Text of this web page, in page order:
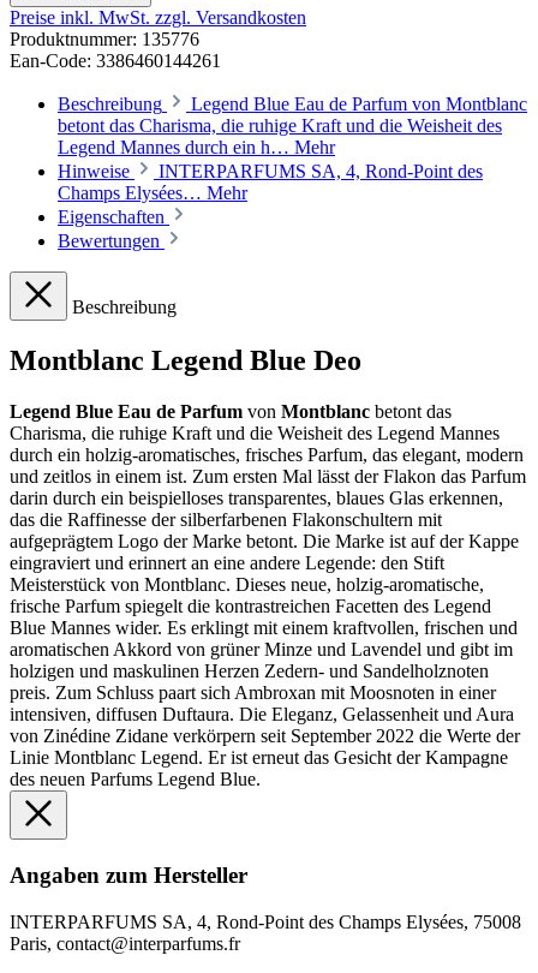
Preise inkl. MwSt. zzgl. Versandkosten
Produktnummer: 135776
Ean-Code: 3386460144261
Beschreibung
Legend Blue Eau de Parfum von Montblanc
betont das Charisma, die ruhige Kraft und die Weisheit des
Legend Mannes durch ein h… Mehr
Hinweise
INTERPARFUMS SA, 4, Rond-Point des
Champs Elysées… Mehr
Eigenschaften
Bewertungen
Beschreibung
Montblanc Legend Blue Deo
Legend Blue Eau de Parfum von Montblanc betont das
Charisma, die ruhige Kraft und die Weisheit des Legend Mannes
durch ein holzig-aromatisches, frisches Parfum, das elegant, modern
und zeitlos in einem ist. Zum ersten Mal lässt der Flakon das Parfum
darin durch ein beispielloses transparentes, blaues Glas erkennen,
das die Raffinesse der silberfarbenen Flakonschultern mit
aufgeprägtem Logo der Marke betont. Die Marke ist auf der Kappe
eingraviert und erinnert an eine andere Legende: den Stift
Meisterstück von Montblanc. Dieses neue, holzig-aromatische,
frische Parfum spiegelt die kontrastreichen Facetten des Legend
Blue Mannes wider. Es erklingt mit einem kraftvollen, frischen und
aromatischen Akkord von grüner Minze und Lavendel und gibt im
holzigen und maskulinen Herzen Zedern- und Sandelholznoten
preis. Zum Schluss paart sich Ambroxan mit Moosnoten in einer
intensiven, diffusen Duftaura. Die Eleganz, Gelassenheit und Aura
von Zinédine Zidane verkörpern seit September 2022 die Werte der
Linie Montblanc Legend. Er ist erneut das Gesicht der Kampagne
des neuen Parfums Legend Blue.
Angaben zum Hersteller
INTERPARFUMS SA, 4, Rond-Point des Champs Elysées, 75008
Paris, contact@interparfums.fr